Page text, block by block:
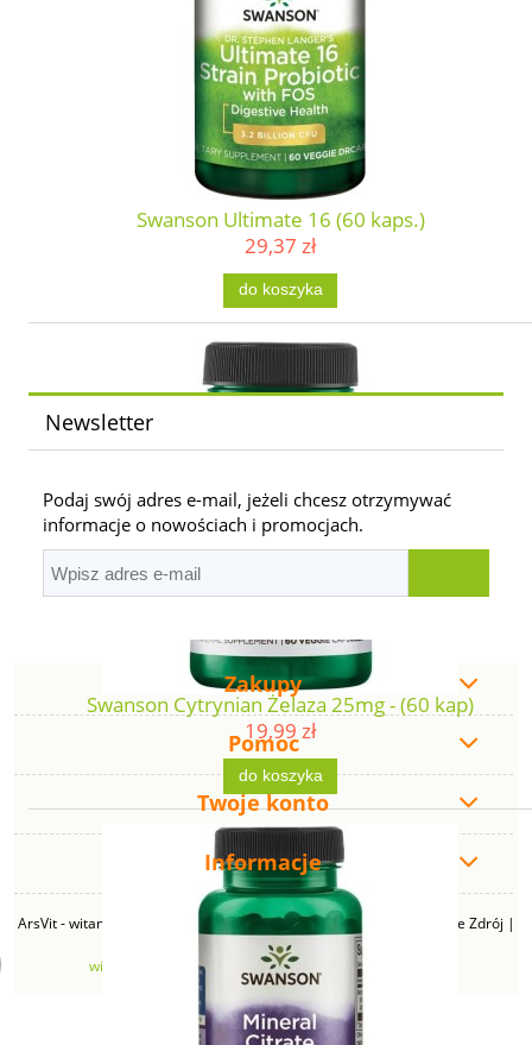
Swanson Ultimate 16 (60 kaps.)
29,37 zł
do koszyka
Swanson Cytrynian Żelaza 25mg - (60 kap)
19,99 zł
do koszyka
Newsletter
Podaj swój adres e-mail, jeżeli chcesz otrzymywać
informacje o nowościach i promocjach.
Zakupy
Pomoc
Twoje konto
Informacje
ArsVit - witaminyswanson.pl | ul. Zimowa 49B, 43-230 Goczałkowice Zdrój |
NIP: 6381219140 | REGON: 276280385 | Email:
witaminyswanson@gmail.com| Telefon:665 626 833